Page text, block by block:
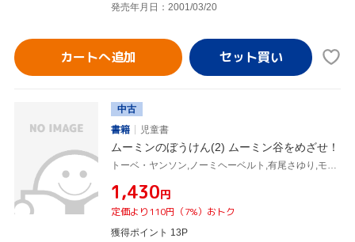
発売年月日：2001/03/20
カートへ追加
中古
書籍
児童書
ムーミンのぼうけん(2) ムーミン谷をめざせ！
¥1,430円
定価より110円（7%）おトク
獲得ポイント 13P